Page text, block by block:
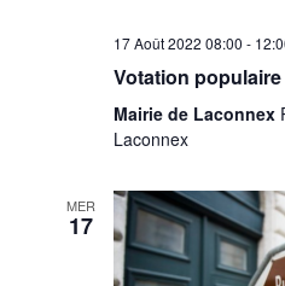
17 Août 2022 08:00 -
Votation populaire
Mairie de Laconnex
Laconnex
MER
17